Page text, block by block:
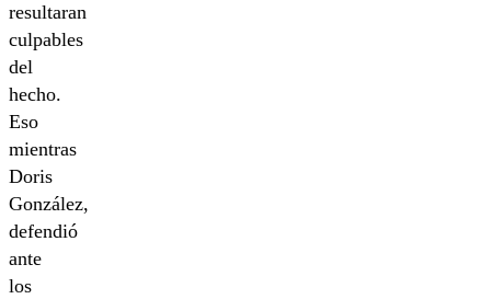
resultaran
culpables
del
hecho.
Eso
mientras
Doris
González,
defendió
ante
los